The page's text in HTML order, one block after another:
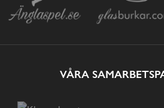
VÅRA